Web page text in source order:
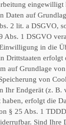
eingewilligt
Daten auf
2 lit. a DSGVO,
Abs. 1 DSGVO
in die
Drittstaaten erfolgt
auf Grundlage
von
Ihr Endgerät (z. B.
erfolgt die
§ 25 Abs. 1
Sind Ihre